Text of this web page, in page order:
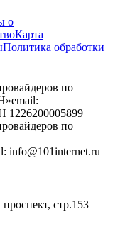
о
Карта
Политика обработки
по
email:
1226200005899
по
info@101internet.ru
стр.153